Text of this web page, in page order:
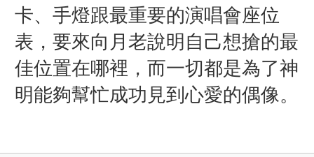
卡、手燈跟最重要的演唱會座位
表，要來向月老說明自己想搶的最
佳位置在哪裡，而一切都是為了神
明能夠幫忙成功見到心愛的偶像。